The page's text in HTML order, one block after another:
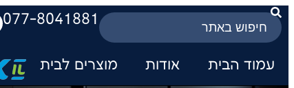
077-8041881
עמוד הבית אודות מוצרים לבית